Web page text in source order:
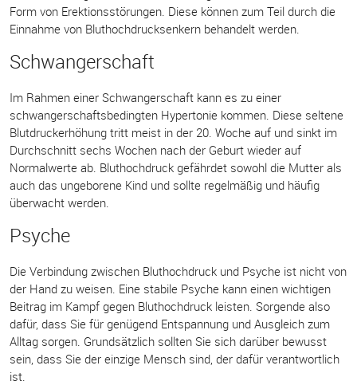
Form von Erektionsstörungen. Diese können zum Teil durch die
Einnahme von Bluthochdrucksenkern behandelt werden.
Schwangerschaft
Im Rahmen einer Schwangerschaft kann es zu einer
schwangerschaftsbedingten Hypertonie kommen. Diese seltene
Blutdruckerhöhung tritt meist in der 20. Woche auf und sinkt im
Durchschnitt sechs Wochen nach der Geburt wieder auf
Normalwerte ab. Bluthochdruck gefährdet sowohl die Mutter als
auch das ungeborene Kind und sollte regelmäßig und häufig
überwacht werden.
Psyche
Die Verbindung zwischen Bluthochdruck und Psyche ist nicht von
der Hand zu weisen. Eine stabile Psyche kann einen wichtigen
Beitrag im Kampf gegen Bluthochdruck leisten. Sorgende also
dafür, dass Sie für genügend Entspannung und Ausgleich zum
Alltag sorgen. Grundsätzlich sollten Sie sich darüber bewusst
sein, dass Sie der einzige Mensch sind, der dafür verantwortlich
ist.